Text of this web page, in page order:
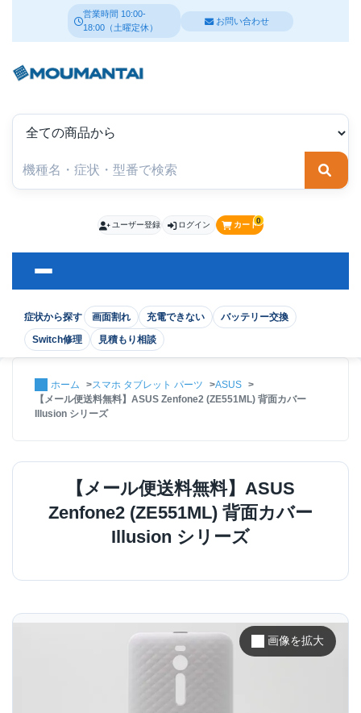
営業時間 10:00-
18:00（土曜定休）
お問い合わせ
検索
症状から探す 画面割れ 充電できない
バッテリー交換
Switch修理
見積もり相談
ユーザー登録 ログイン カート0
ホーム スマホ タブレット パーツ
ASUS
【メール便送料無料】ASUS Zenfone2 (ZE551ML) 背面カバー
Illusion シリーズ
【メール便送料無料】ASUS
Zenfone2 (ZE551ML) 背面カバー
Illusion シリーズ
画像を拡大